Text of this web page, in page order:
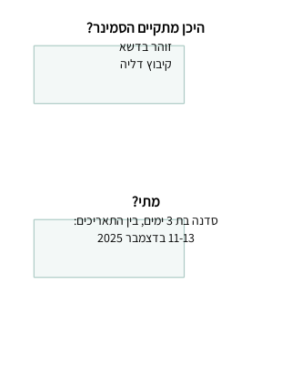
היכן מתקיים הסמינר?
זוהר בדשא
קיבוץ דליה
מתי?
סדנה בת 3 ימים, בין התאריכים:
11-13 בדצמבר 2025